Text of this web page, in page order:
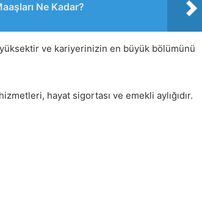
Ne Kadar?
ve kariyerinizin en büyük bölümünü
hayat sigortası ve emekli aylığıdır.